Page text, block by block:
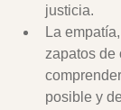
justicia.
La
zapatos de
posible y